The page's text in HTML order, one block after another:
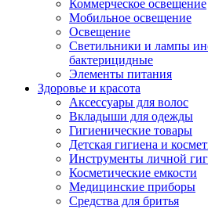
Коммерческое освещение
Мобильное освещение
Освещение
Светильники и лампы
бактерицидные
Элементы питания
Здоровье и красота
Аксессуары для волос
Вкладыши для одежды
Гигиенические товары
Детская гигиена и
Инструменты личной
Косметические емкости
Медицинские приборы
Средства для бритья